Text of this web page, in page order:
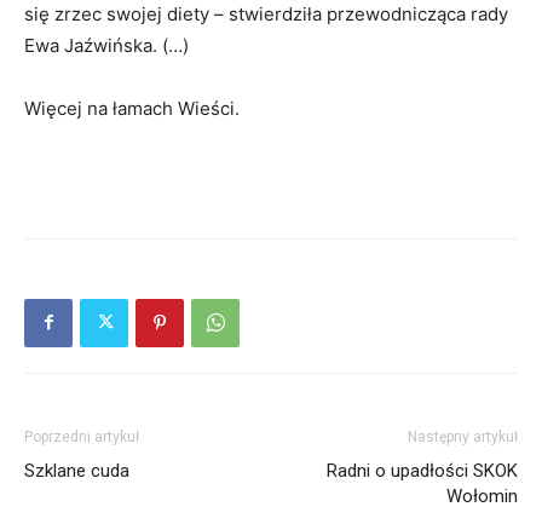
się zrzec swojej diety – stwierdziła przewodnicząca rady
Ewa Jaźwińska. (…)
Więcej na łamach Wieści.
Poprzedni artykuł
Szklane cuda
Następny artykuł
Radni o upadłości SKOK
Wołomin